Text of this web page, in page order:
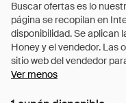
Ver menos